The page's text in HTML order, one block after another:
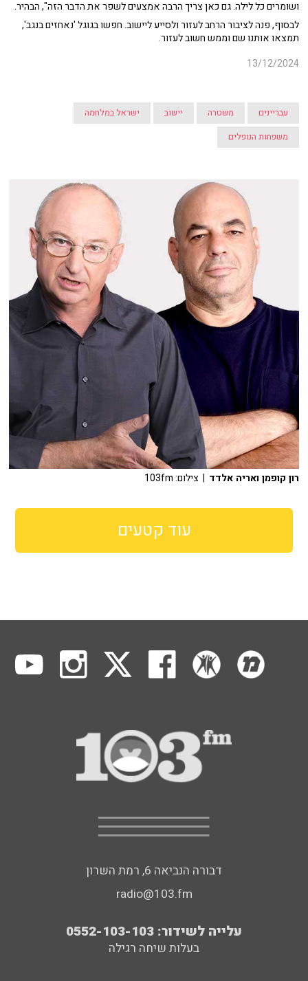
ושומרים כל לילה. גם כאן צריך הרבה אמצעים לשפר את הדבר הזה", הבהיר.
לבסוף, פנה לציבור הרחב לעזור ולסייע ליישוב. חפשו בגוגל 'נאחזים בנגב',
תמצאו אותנו שם וממש חשוב לעזור.
13/12/2024
עבריינים משטרה יישוב
ישראל במלחמה
משפחות הנופלים
רון קופמן ואריה אלדד | צילום: 103fm
עוד קטעים
דבורה הנביאה 6, רמת השרון
radio@103.fm
עלייה לשידור: 0552-103-103
בעלות שיחה רגילה